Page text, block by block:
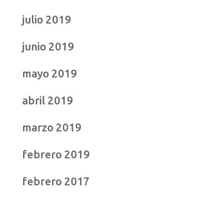
julio 2019
junio 2019
mayo 2019
abril 2019
marzo 2019
febrero 2019
febrero 2017